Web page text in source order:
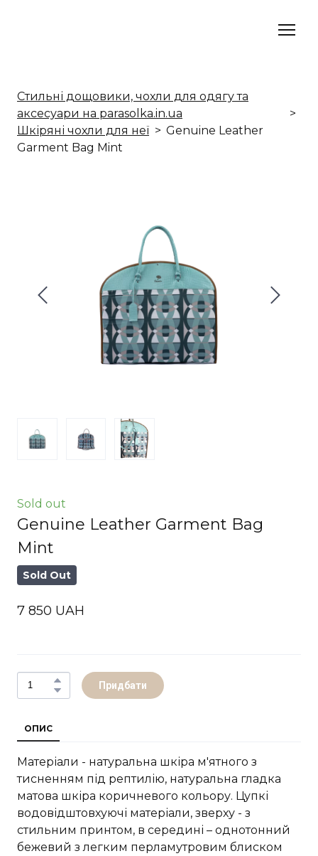
Стильні дощовики, чохли для одягу та
аксесуари на parasolka.in.ua
Шкіряні чохли для неї
Genuine Leather
Garment Bag Mint
Sold out
Genuine Leather Garment Bag
Mint
Sold Out
7 850 UAH
Придбати
ОПИС
Матеріали - натуральна шкіра м'ятного з
тисненням під рептилію, натуральна гладка
матова шкіра коричневого кольору. Цупкі
водовідштовхуючі матеріали, зверху - з
стильним принтом, в середині – однотонний
бежевий з легким перламутровим блиском